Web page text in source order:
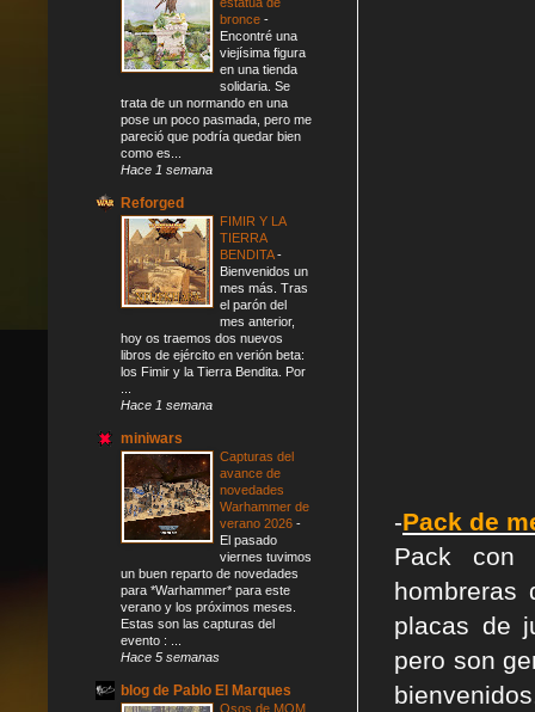
-Pack de
Pack con
hombreras
placas de
pero son
bronce -
Encontré una
viejísima figura
en una tienda
solidaria. Se
trata de un normando en una
pose un poco pasmada, pero me
pareció que podría quedar bien
como es...
Hace 1 semana
Reforged
FIMIR Y LA
TIERRA
BENDITA-
Bienvenidos un
mes más. Tras
el parón del
mes anterior,
hoy os traemos dos nuevos
libros de ejército en verión beta:
los Fimir y la Tierra Bendita. Por
Hace 1 semana
miniwars
Capturas del
avance de
novedades
Warhammer de
verano 2026 -
El pasado
viernes tuvimos
un buen reparto de novedades
para *Warhammer* para este
verano y los próximos meses.
Estas son las capturas del
evento : ...
Hace 5 semanas
blog de Pablo El Marques
Osos de MOM